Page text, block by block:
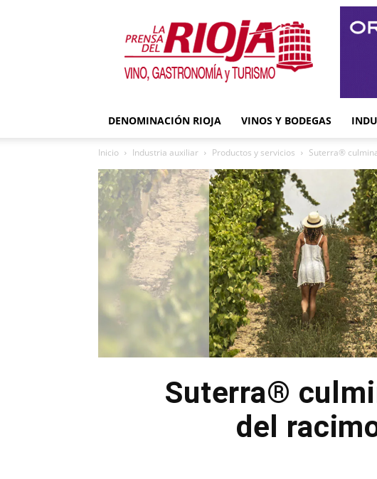
La
Prensa
del
Rioja
DENOMINACIÓN RIOJA VINOS Y BODEGAS
Inicio Industria auxiliar Productos y servicios Suterra®
Suterra®
del